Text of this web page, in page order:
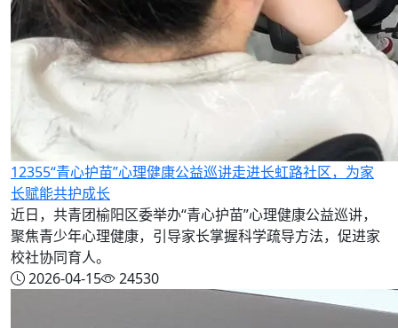
12355“青心护苗”心理健康公益巡讲走进长虹路社区，为家
长赋能共护成长
近日，共青团榆阳区委举办“青心护苗”心理健康公益巡讲，
聚焦青少年心理健康，引导家长掌握科学疏导方法，促进家
校社协同育人。
2026-04-15
24530